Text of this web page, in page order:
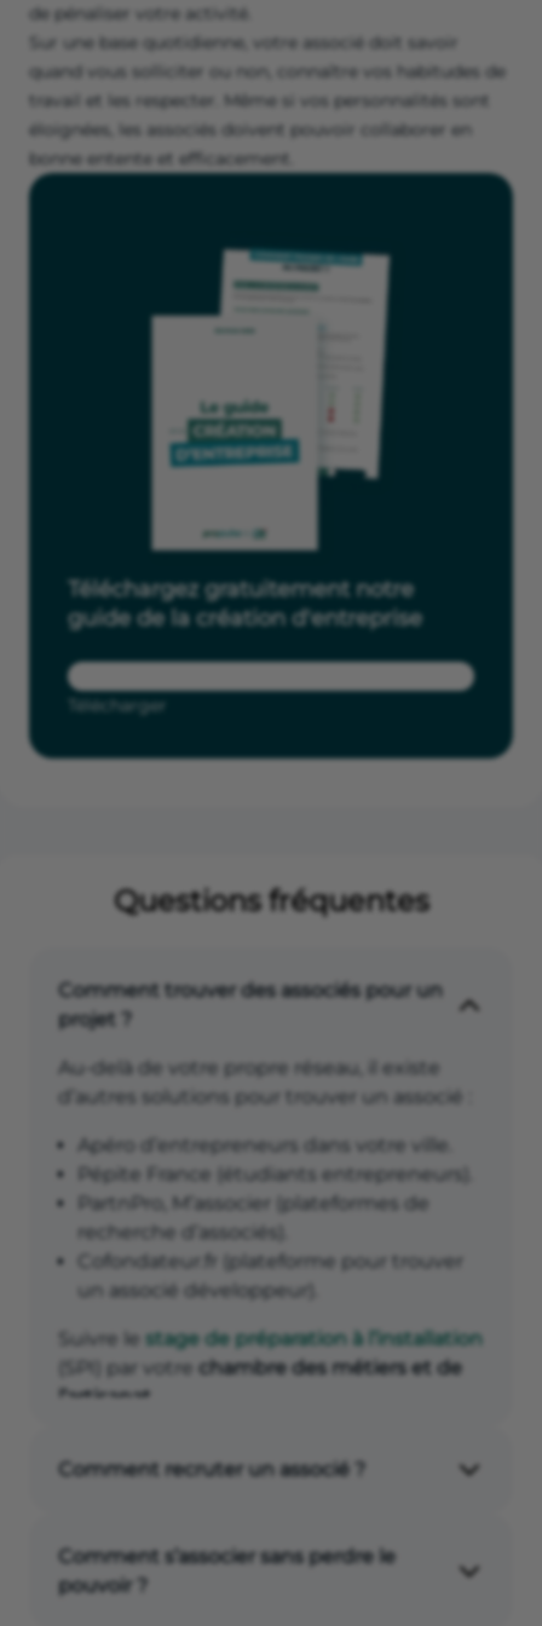
de pénaliser votre activité.
Sur une base quotidienne, votre associé doit savoir
quand vous solliciter ou non, connaître vos habitudes de
travail et les respecter. Même si vos personnalités sont
éloignées, les associés doivent pouvoir collaborer en
bonne entente et efficacement.
Téléchargez gratuitement notre
guide de la création d'entreprise
Télécharger
Questions fréquentes
Comment trouver des associés pour un
projet ?
Au-delà de votre propre réseau, il existe
d’autres solutions pour trouver un associé :
Apéro d’entrepreneurs dans votre ville.
Pépite France (étudiants entrepreneurs).
PartnPro, M’associer (plateformes de
recherche d’associés).
Cofondateur.fr (plateforme pour trouver
un associé développeur).
Suivre le stage de préparation à l’installation
(SPI) par votre chambre des métiers et de
l’artisanat
Comment recruter un associé ?
devez trouver l’équilibre entre intuition et
critères de sélection bien précis :
Comment s’associer sans perdre le
pouvoir ?